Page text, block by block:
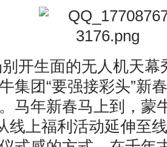
开生面的无人机天幕
集团“要强接彩头”新
马年新春马上到，蒙
线上福利活动延伸至